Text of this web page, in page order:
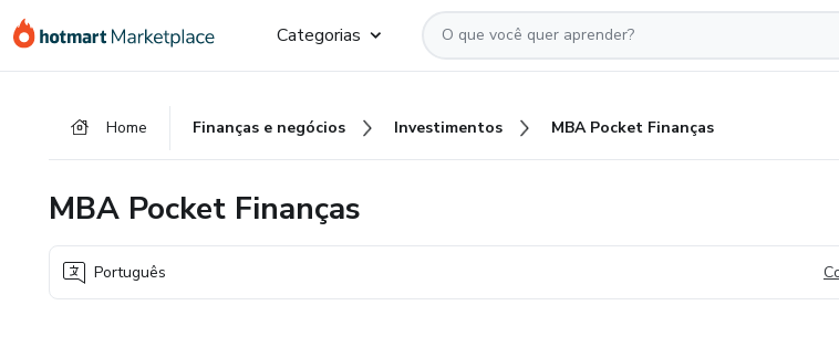
para
para
para
Categorias
Home Finanças e negócios Investimentos MBA Pocket Finanças
MBA Pocket Finanças
Português